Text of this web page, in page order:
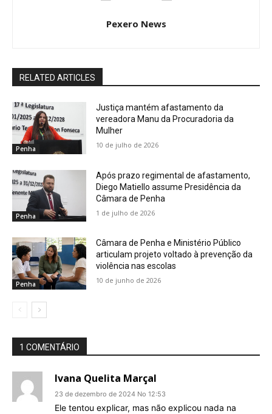
Pexero News
RELATED ARTICLES
Penha
Justiça mantém afastamento da
vereadora Manu da Procuradoria da
Mulher
10 de julho de 2026
Penha
Após prazo regimental de afastamento,
Diego Matiello assume Presidência da
Câmara de Penha
1 de julho de 2026
Penha
Câmara de Penha e Ministério Público
articulam projeto voltado à prevenção da
violência nas escolas
10 de junho de 2026
1 COMENTÁRIO
Ivana Quelita Marçal
23 de dezembro de 2024 No 12:53
Ele tentou explicar, mas não explicou nada na